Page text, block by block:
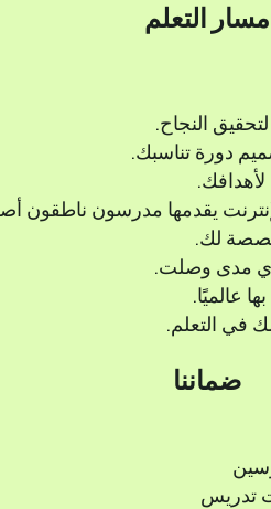
مسار التعلم
النجاح.
دورة تناسبك.
يقدمها مدرسون ناطقون
لك.
أي مدى وصلت.
في التعلم.
ضماننا
تدريس